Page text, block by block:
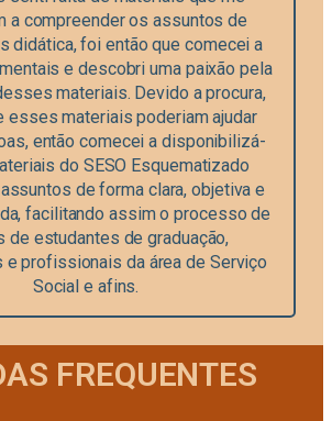
a compreender os assuntos de
didática, foi então que comecei a
e descobri uma paixão pela
materiais. Devido a procura,
esses materiais poderiam ajudar
então comecei a disponibilizá-
do SESO Esquematizado
de forma clara, objetiva e
facilitando assim o processo de
de estudantes de graduação,
e profissionais da área de Serviço
Social e afins.
FREQUENTES